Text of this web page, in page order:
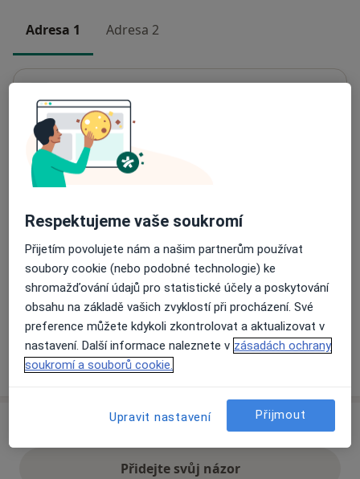
Adresa 1 Adresa 2
Masarykova 524,
Přiblížit mapu
Co mám v takové situaci udělat?
Způsoby platby (soukromé návštěvy)
Na teto adrese lékař přijímá pacienty na pojišťovnu
Detaily
Více
Přidejte svůj názor
Respektujeme vaše soukromí
Přijetím povolujete nám a našim partnerům používat
soubory cookie (nebo podobné technologie) ke
shromažďování údajů pro statistické účely a poskytování
obsahu na základě vašich zvyklostí při procházení. Své
preference můžete kdykoli zkontrolovat a aktualizovat v
nastavení. Další informace naleznete v zásadách ochrany
soukromí a souborů cookie.
Upravit nastavení Přijmout